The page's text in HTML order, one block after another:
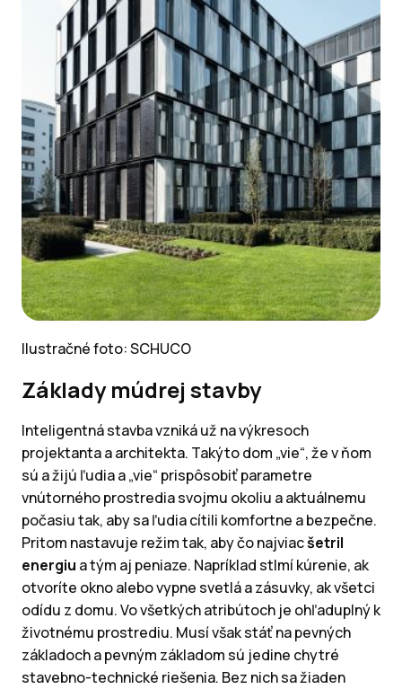
Ilustračné foto:SCHUCO
Základy múdrej stavby
Inteligentná stavba vzniká už na výkresoch
projektanta a architekta. Takýto dom „vie“, že v ňom
sú a žijú ľudia a „vie“ prispôsobiť parametre
vnútorného prostredia svojmu okoliu a aktuálnemu
počasiu tak, aby sa ľudia cítili komfortne a bezpečne.
Pritom nastavuje režim tak, aby čo najviacšetril
energiu a tým aj peniaze. Napríklad stlmí kúrenie, ak
otvoríte okno alebo vypne svetlá a zásuvky, ak všetci
odídu z domu. Vo všetkých atribútoch je ohľaduplný k
životnému prostrediu. Musí však stáť na pevných
základoch a pevným základom sú jedine chytré
stavebno-technické riešenia. Bez nich sa žiaden